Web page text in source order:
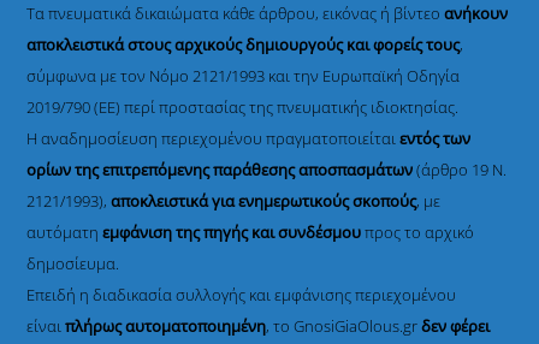
Τα πνευματικά δικαιώματα κάθε άρθρου, εικόνας ή βίντεοανήκουν
αποκλειστικά στους αρχικούς δημιουργούς και φορείς τους,
σύμφωνα με τον Νόμο 2121/1993 και την Ευρωπαϊκή Οδηγία
2019/790 (ΕΕ) περί προστασίας της πνευματικής ιδιοκτησίας.
Η αναδημοσίευση περιεχομένου πραγματοποιείταιεντός των
ορίων της επιτρεπόμενης παράθεσης αποσπασμάτων(άρθρο 19 Ν.
2121/1993), αποκλειστικά για ενημερωτικούς σκοπούς, με
αυτόματηεμφάνιση της πηγής και συνδέσμουπρος το αρχικό
δημοσίευμα.
Επειδή η διαδικασία συλλογής και εμφάνισης περιεχομένου
είναιπλήρως αυτοματοποιημένη, το GnosiGiaOlous.grδεν φέρει